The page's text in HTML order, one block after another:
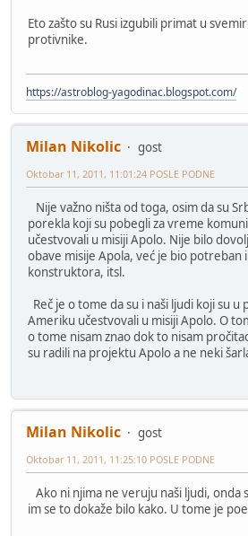
Eto zašto su Rusi izgubili primat u
protivnike.
https://astroblog-yagodinac.blogspot.com/
Milan Nikolic
gost
Oktobar 11, 2011, 11:01:24 POSLE PODNE
Nije važno ništa od toga, osim da su
porekla koji su pobegli za vreme
učestvovali u misiji Apolo. Nije bilo
obave misije Apola, već je bio potreban
konstruktora, itsl.
Reč je o tome da su i naši ljudi koji su
Ameriku učestvovali u misiji Apolo. O
o tome nisam znao dok to nisam
su radili na projektu Apolo a ne neki
Milan Nikolic
gost
Oktobar 11, 2011, 11:25:10 POSLE PODNE
Ako ni njima ne veruju naši ljudi, onda
im se to dokaže bilo kako. U tome je